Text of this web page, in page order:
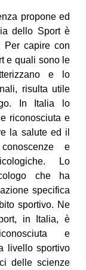
propone ed
dello Sport è
Per capire con
e quali sono le
e lo
risulta utile
In Italia lo
riconosciuta e
la salute ed il
e
Lo
che ha
specifica
sportivo. Ne
in Italia, è
e
livello sportivo
delle scienze